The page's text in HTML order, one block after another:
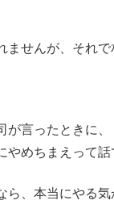
せんが、それ
が言ったときに
やめちまえって話
ら、本当にやる